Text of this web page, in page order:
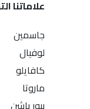
علاماتنا
جاسمين
لوفيال
كافايلو
ماروتا
بيور باشن